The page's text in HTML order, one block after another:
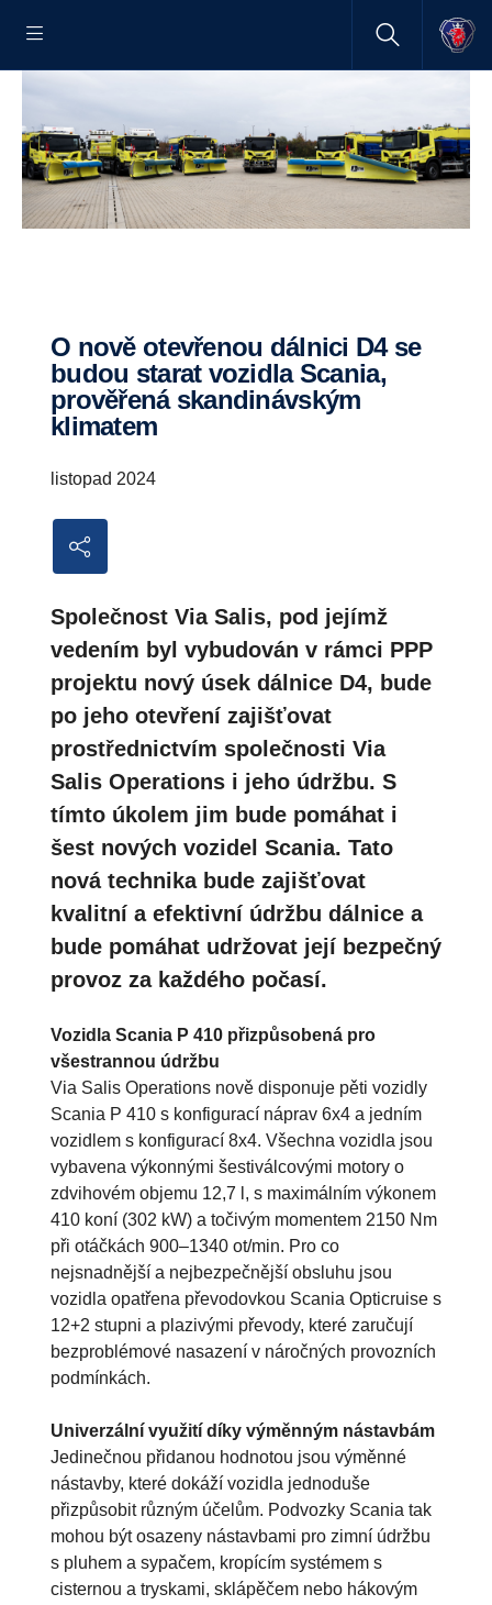
O nově otevřenou dálnici D4 se
budou starat vozidla Scania,
prověřená skandinávským
klimatem
listopad 2024
Společnost Via Salis, pod jejímž
vedením byl vybudován v rámci PPP
projektu nový úsek dálnice D4, bude
po jeho otevření zajišťovat
prostřednictvím společnosti Via
Salis Operations i jeho údržbu. S
tímto úkolem jim bude pomáhat i
šest nových vozidel Scania. Tato
nová technika bude zajišťovat
kvalitní a efektivní údržbu dálnice a
bude pomáhat udržovat její bezpečný
provoz za každého počasí.
Vozidla Scania P 410 přizpůsobená pro
všestrannou údržbu
Via Salis Operations nově disponuje pěti vozidly
Scania P 410 s konfigurací náprav 6x4 a jedním
vozidlem s konfigurací 8x4. Všechna vozidla jsou
vybavena výkonnými šestiválcovými motory o
zdvihovém objemu 12,7 l, s maximálním výkonem
410 koní (302 kW) a točivým momentem 2150 Nm
při otáčkách 900–1340 ot/min. Pro co
nejsnadnější a nejbezpečnější obsluhu jsou
vozidla opatřena převodovkou Scania Opticruise s
12+2 stupni a plazivými převody, které zaručují
bezproblémové nasazení v náročných provozních
podmínkách.
Univerzální využití díky výměnným nástavbám
Jedinečnou přidanou hodnotou jsou výměnné
nástavby, které dokáží vozidla jednoduše
přizpůsobit různým účelům. Podvozky Scania tak
mohou být osazeny nástavbami pro zimní údržbu
s pluhem a sypačem, kropícím systémem s
cisternou a tryskami, sklápěčem nebo hákovým